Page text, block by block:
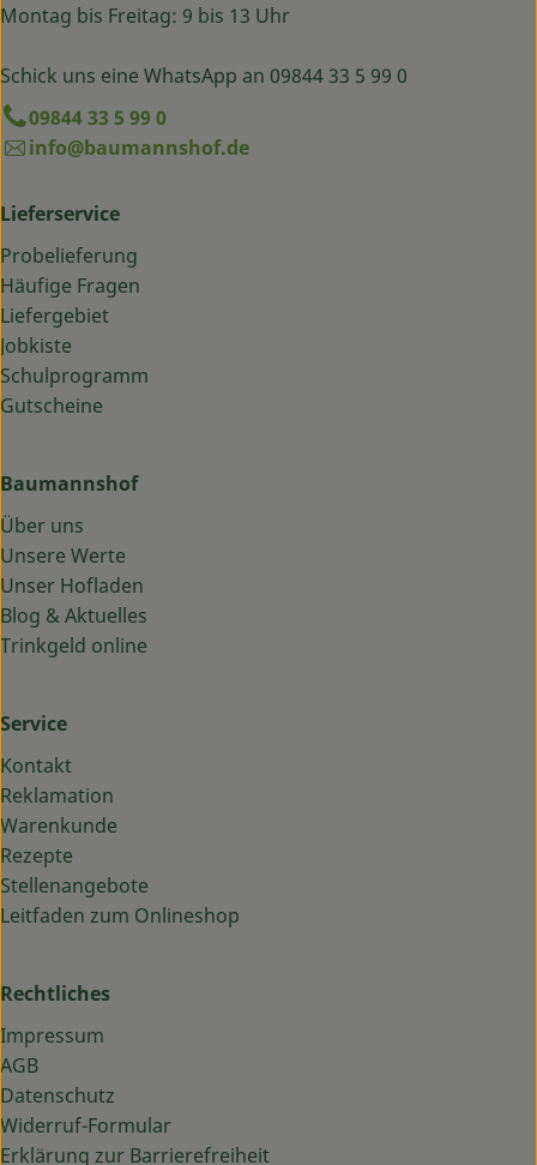
Montag bis Freitag: 9 bis 13 Uhr
Schick uns eine WhatsApp an 09844 33 5 99 0
09844 33 5 99 0
info@baumannshof.de
Lieferservice
Probelieferung
Häufige Fragen
Liefergebiet
Jobkiste
Schulprogramm
Gutscheine
Baumannshof
Über uns
Unsere Werte
Unser Hofladen
Blog & Aktuelles
Trinkgeld online
Service
Kontakt
Reklamation
Warenkunde
Rezepte
Stellenangebote
Leitfaden zum Onlineshop
Rechtliches
Impressum
AGB
Datenschutz
Widerruf-Formular
Erklärung zur Barrierefreiheit